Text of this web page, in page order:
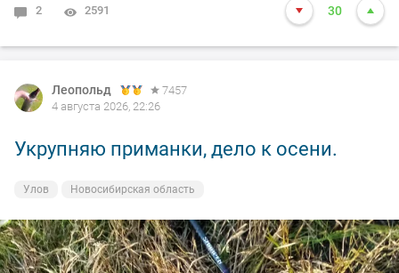
2 2591 30
Леопольд
7457
4 августа 2026, 22:26
Укрупняю приманки, дело к осени.
Улов Новосибирская область